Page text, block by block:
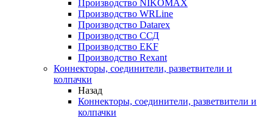
Производство NIKOMAX
Производство WRLine
Производство Datarex
Производство ССД
Производство EKF
Производство Rexant
Коннекторы, соединители, разветвители и
колпачки
Назад
Коннекторы, соединители, разветвители и
колпачки